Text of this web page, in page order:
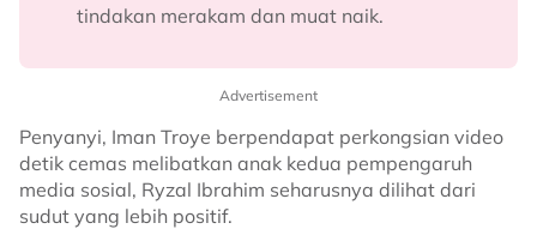
tindakan merakam dan muat naik.
Advertisement
Penyanyi, Iman Troye berpendapat perkongsian video
detik cemas melibatkan anak kedua pempengaruh
media sosial, Ryzal Ibrahim seharusnya dilihat dari
sudut yang lebih positif.